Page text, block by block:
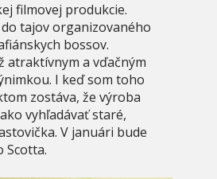
filmovej produkcie.
tajov organizovaného
bossov.
atraktívnym a vďačným
I keď som toho
zostáva, že výroba
vyhľadávať staré,
V januári bude
Scotta.